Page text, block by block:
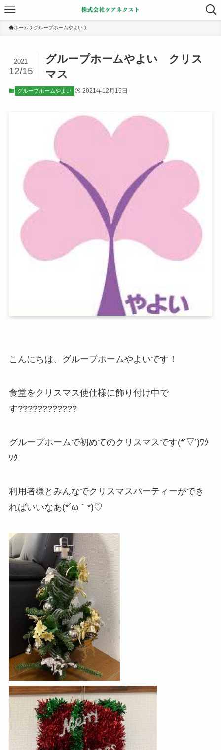
ホーム グループホームやよい
グループホームやよい クリス
マス
2021
12/15
グループホームやよい 2021年12月15日
こんにちは、グループホームやよいです！
食堂をクリスマス使仕様に飾り付け中で
す????????????
グループホームで初めてのクリスマスです(*’▽’)ﾜｸ
ﾜｸ
利用者様とみんなでクリスマスパーティーができ
ればいいなあ(*´ω｀*)♡